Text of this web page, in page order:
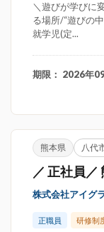
＼遊びが学びに
る場所/“遊びの
就学児(定...
期限： 2026年
熊本県 八代
／ 正社員／
株式会社アイグ
正職員 研修制